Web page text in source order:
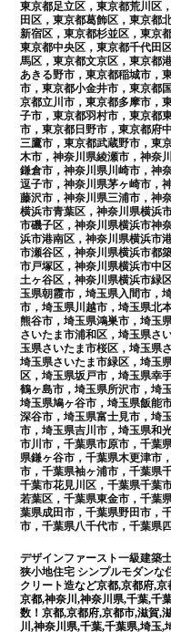
東京都足立区，東京都荒川区
田区，東京都葛飾区，東京都
新宿区，東京都杉並区，東京
東京都中央区，東京都千代田
馬区，東京都文京区，東京都
あきる野市，東京都稲城市，
市，東京都小金井市，東京都
京都立川市，東京都多摩市，
子市，東京都羽村市，東京都
市，東京都日野市，東京都府
三鷹市，東京都武蔵野市，東
木市，神奈川県綾瀬市，神奈
鎌倉市，神奈川県川崎市，神
逗子市，神奈川県茅ヶ崎市，
藤沢市，神奈川県三浦市，神
横浜市青葉区，神奈川県横浜
市磯子区，神奈川県横浜市神
浜市港南区，神奈川県横浜市
市瀬谷区，神奈川県横浜市都
市戸塚区，神奈川県横浜市中
土ヶ谷区，神奈川県横浜市緑
玉県朝霞市，埼玉県入間市，
市，埼玉県川越市，埼玉県北
熊谷市，埼玉県鴻巣市，埼玉
さいたま市浦和区，埼玉県さ
玉県さいたま市桜区，埼玉県
埼玉県さいたま市緑区，埼玉
区，埼玉県坂戸市，埼玉県幸
鶴ヶ島市，埼玉県所沢市，埼
埼玉県鳩ヶ谷市，埼玉県飯能
深谷市，埼玉県富士見市，埼
市，埼玉県吉川市，埼玉県和
市川市，千葉県市原市，千葉
県鎌ヶ谷市，千葉県木更津市
市，千葉県袖ヶ浦市，千葉県
千葉市花見川区，千葉県千葉
若葉区，千葉県東金市，千葉
葉県成田市，千葉県野田市，
市，千葉県八千代市，千葉県
デザインファースト一級建築
狭小地住宅 シンプルモダンな
クリート造など京都,京都府,
京都,神奈川,神奈川県,千葉,千
数！京都,京都府,京都市,滋賀,
川,神奈川県,千葉,千葉県,埼玉,